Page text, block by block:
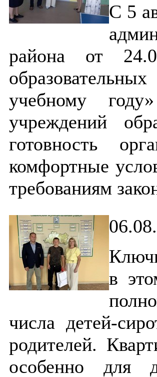
С 5
района от
учебному
учреждений
готовность
комфортные
требованиям
в
числа детей-
родителей.
особенно для